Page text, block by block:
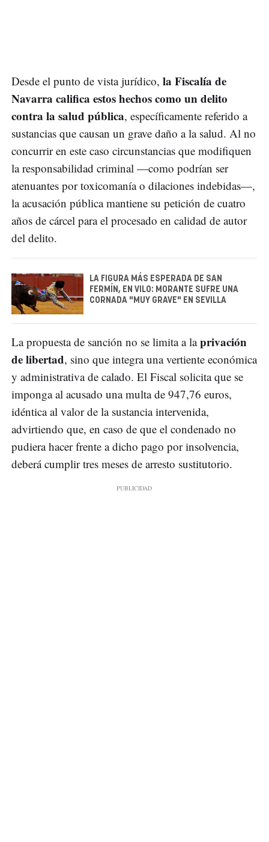
Desde el punto de vista jurídico, la Fiscalía de
Navarra califica estos hechos como un delito
contra la salud pública, específicamente referido a
sustancias que causan un grave daño a la salud. Al no
concurrir en este caso circunstancias que modifiquen
la responsabilidad criminal —como podrían ser
atenuantes por toxicomanía o dilaciones indebidas—,
la acusación pública mantiene su petición de cuatro
años de cárcel para el procesado en calidad de autor
del delito.
LA FIGURA MÁS ESPERADA DE SAN
FERMÍN, EN VILO: MORANTE SUFRE UNA
CORNADA "MUY GRAVE" EN SEVILLA
La propuesta de sanción no se limita a laprivación
de libertad, sino que integra una vertiente económica
y administrativa de calado. El Fiscal solicita que se
imponga al acusado una multa de 947,76 euros,
idéntica al valor de la sustancia intervenida,
advirtiendo que, en caso de que el condenado no
pudiera hacer frente a dicho pago por insolvencia,
deberá cumplir tres meses de arresto sustitutorio.